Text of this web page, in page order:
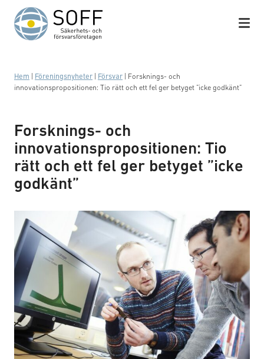
Hoppa till innehåll
Hem Föreningsnyheter Försvar
Forsknings- och
innovationspropositionen: Tio rätt och ett fel ger betyget ”icke godkänt”
Forsknings- och
innovationspropositionen: Tio
rätt och ett fel ger betyget ”icke
godkänt”